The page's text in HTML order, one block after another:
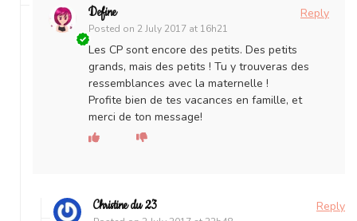
Define
Posted on 2 July 2017 at 16h21
Reply
Les CP sont encore des petits. Des petits
grands, mais des petits ! Tu y trouveras des
ressemblances avec la maternelle !
Profite bien de tes vacances en famille, et
merci de ton message!
Christine du 23 Reply